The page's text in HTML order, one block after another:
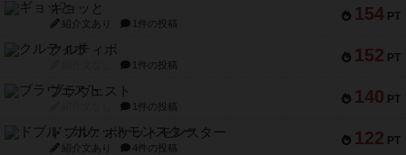
154 PT
ギョッと
紹介文あり 1件の投稿
152 PT
クルティボ
1件の投稿
140 PT
ブラヴェスト
1件の投稿
122 PT
ドブル：ポケットモンスター
紹介文あり 4件の投稿